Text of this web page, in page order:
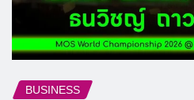
BUSINESS